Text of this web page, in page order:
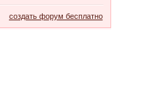
создать форум бесплатно